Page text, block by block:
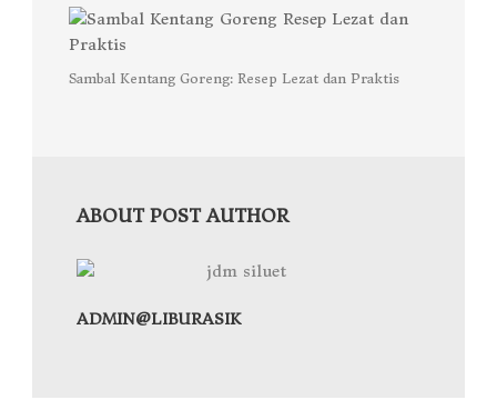
Sambal Kentang Goreng: Resep Lezat dan Praktis
ABOUT POST AUTHOR
ADMIN@LIBURASIK